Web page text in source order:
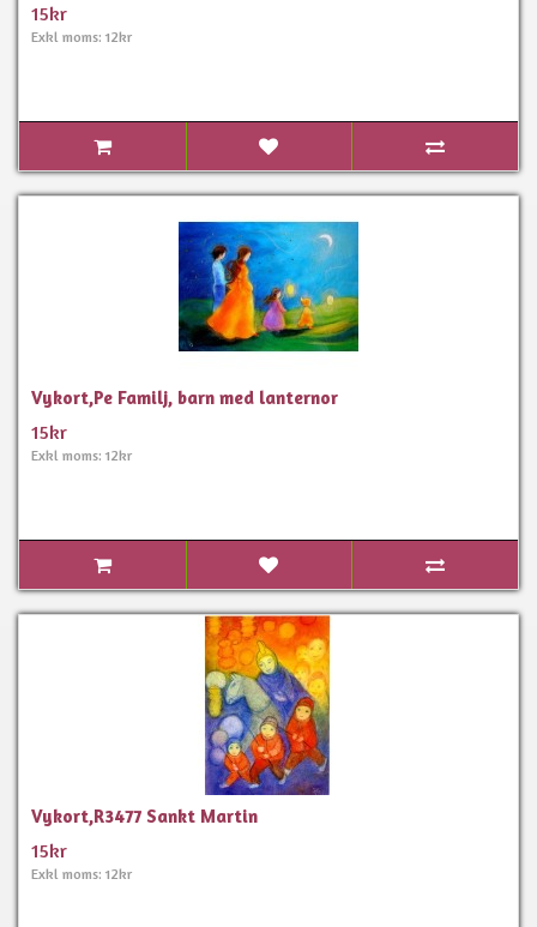
15kr
Exkl moms: 12kr
Vykort,Pe Familj, barn med lanternor
15kr
Exkl moms: 12kr
Vykort,R3477 Sankt Martin
15kr
Exkl moms: 12kr